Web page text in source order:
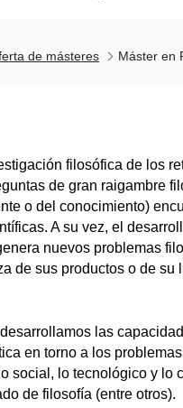
de másteres Máster en
filosófica de los
de gran raigambre
o del conocimiento)
A su vez, el
nuevos problemas
de sus productos o de su
las
en torno a los
social, lo tecnológico y lo
de filosofía (entre otros).